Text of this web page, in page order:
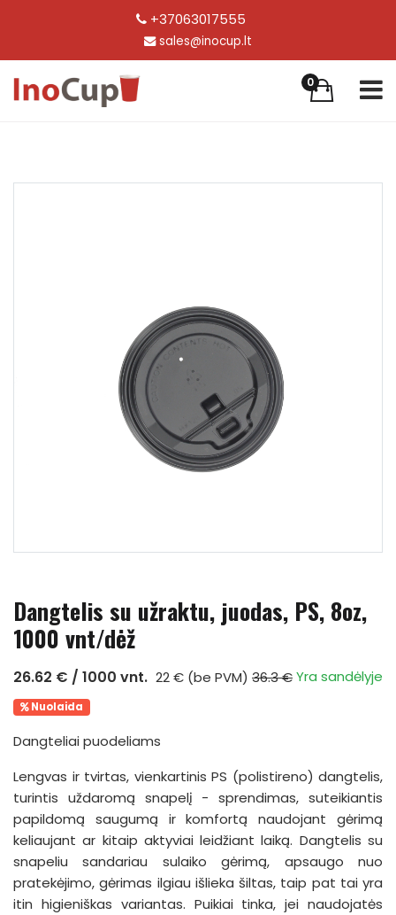
+37063017555
sales@inocup.lt
0
Dangtelis su užraktu, juodas, PS, 8oz,
1000 vnt/dėž
26.62 € / 1000 vnt. 22 € (be PVM) 36.3 €Yra sandėlyje
Nuolaida
Dangteliai puodeliams
Lengvas ir tvirtas, vienkartinis PS (polistireno) dangtelis,
turintis uždaromą snapelį - sprendimas, suteikiantis
papildomą saugumą ir komfortą naudojant gėrimą
keliaujant ar kitaip aktyviai leidžiant laiką. Dangtelis su
snapeliu sandariau sulaiko gėrimą, apsaugo nuo
pratekėjimo, gėrimas ilgiau išlieka šiltas, taip pat tai yra
itin higieniškas variantas. Puikiai tinka, jei naudojatės